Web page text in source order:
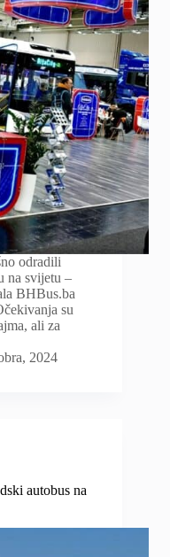
odradili
na svijetu –
BHBus.ba
su
ali za
2024
autobus na